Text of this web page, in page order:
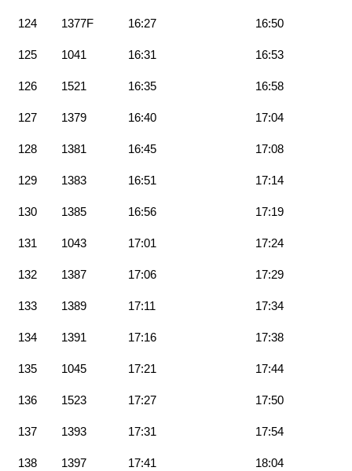
124 1377F 16:27 16:50
125 1041 16:31 16:53
126 1521 16:35 16:58
127 1379 16:40 17:04
128 1381 16:45 17:08
129 1383 16:51 17:14
130 1385 16:56 17:19
131 1043 17:01 17:24
132 1387 17:06 17:29
133 1389 17:11 17:34
134 1391 17:16 17:38
135 1045 17:21 17:44
136 1523 17:27 17:50
137 1393 17:31 17:54
138 1397 17:41 18:04